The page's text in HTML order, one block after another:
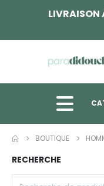
LIVRAISON
BOUTIQUE
RECHERCHE